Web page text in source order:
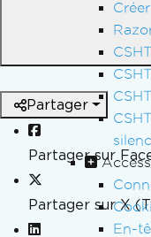
En-
Partager
Partager sur
Partager sur X